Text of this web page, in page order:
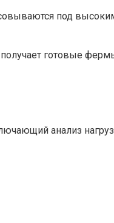
под
готовые
анализ